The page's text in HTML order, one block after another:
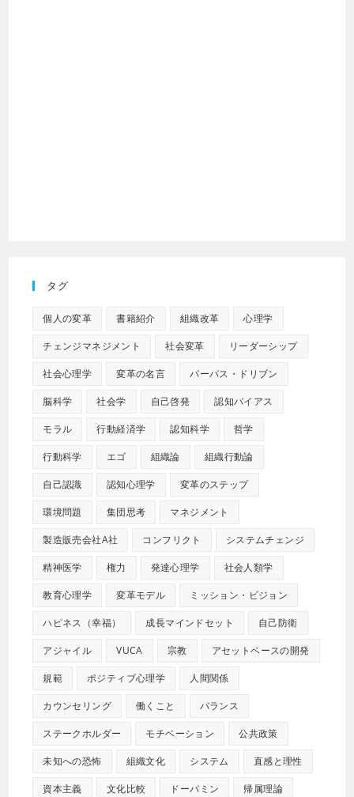
タグ
個人の変革 書籍紹介 組織改革 心理学
チェンジマネジメント 社会変革 リーダーシップ
社会心理学 変革の名言 パーパス・ドリブン
脳科学 社会学 自己啓発 認知バイアス
モラル 行動経済学 認知科学 哲学
行動科学 エゴ 組織論 組織行動論
自己認識 認知心理学 変革のステップ
環境問題 集団思考 マネジメント
製造販売会社A社 コンフリクト システムチェンジ
精神医学 権力 発達心理学 社会人類学
教育心理学 変革モデル ミッション・ビジョン
ハピネス（幸福） 成長マインドセット 自己防衛
アジャイル VUCA 宗教 アセットベースの開発
規範 ポジティブ心理学 人間関係
カウンセリング 働くこと バランス
ステークホルダー モチベーション 公共政策
未知への恐怖 組織文化 システム 直感と理性
資本主義 文化比較 ドーパミン 帰属理論